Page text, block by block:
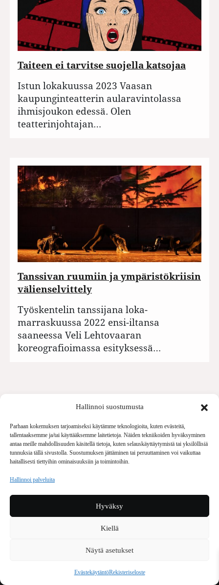
Hallinnoi suostumusta
Parhaan kokemuksen tarjoamiseksi käytämme teknologioita, kuten evästeitä,
tallentaaksemme ja/tai käyttääksemme laitetietoja. Näiden tekniikoiden hyväksyminen
antaa meille mahdollisuuden käsitellä tietoja, kuten selauskäyttäytymistä tai yksilöllisiä
tunnuksia tällä sivustolla. Suostumuksen jättäminen tai peruuttaminen voi vaikuttaa
haitallisesti tiettyihin ominaisuuksiin ja toimintoihin.
Hallinnoi palveluita
Hyväksy
Kiellä
Näytä asetukset
EvästekäytäntöRekisteriseloste
Taiteen ei tarvitse suojella katsojaa
Istun lokakuussa 2023 Vaasan
kaupunginteatterin aularavintolassa
ihmisjoukon edessä. Olen
teatterinjohtajan…
Tanssivan ruumiin ja ympäristökriisin
välienselvittely
Työskentelin tanssijana loka-
marraskuussa 2022 ensi-iltansa
saaneessa Veli Lehtovaaran
koreografioimassa esityksessä…
Voima Kustannus
Vellamonkatu 30 B 3 krs.
voima(at)voima.fi
Voima on painosmäärältään Suomen suurin kulttuurilehti. Se
kotimaasta. Lehti on ilmestynyt vuodesta 1999.